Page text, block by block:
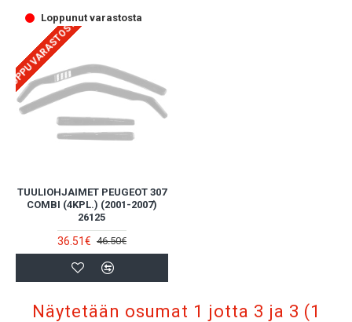
Loppunut varastosta
LOPPU VARASTOSTA
TUULIOHJAIMET PEUGEOT 307
COMBI (4KPL.) (2001-2007)
26125
36.51€ 46.50€
Näytetään osumat 1 jotta 3 ja 3 (1